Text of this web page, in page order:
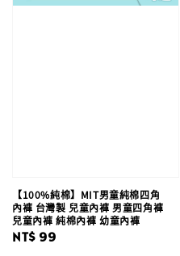
【100%純棉】MIT男童純棉四角
內褲 台灣製 兒童內褲 男童四角褲
兒童內褲 純棉內褲 幼童內褲
Regular
NT$ 99